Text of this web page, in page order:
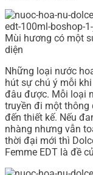
Mùi hương có một
diện
Những loại nước
hút sự chú ý mỗi
đâu được. Mỗi loại
truyền đi một thông
đến thiết kế. Nếu
nhàng nhưng vẫn
thời đại mới thì
Femme EDT là đề